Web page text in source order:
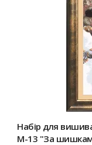
Набір для
М-13 "За